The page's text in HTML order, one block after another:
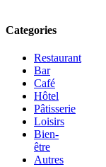
Categories
Restaurant
Bar
Café
Hôtel
Pâtisserie
Loisirs
Bien-
être
Autres